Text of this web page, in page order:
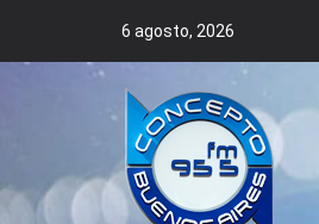
6 agosto, 2026